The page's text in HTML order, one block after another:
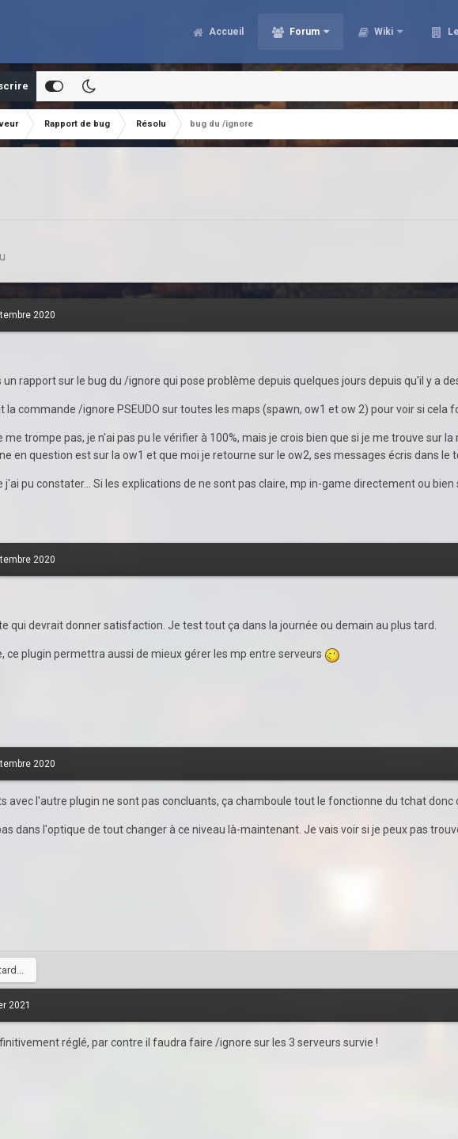
Accueil Forum Wiki
Rapport de bug Résolu
bug du /ignore
2020
un rapport sur le bug du /ignore qui pose problème depuis quelques jours depuis qu'il y a
la commande /ignore PSEUDO sur toutes les maps (spawn, ow1 et ow 2) pour voir si cela
me trompe pas, je n'ai pas pu le vérifier à 100%, mais je crois bien que si je me trouve
en question est sur la ow1 et que moi je retourne sur le ow2, ses messages écris dans le
j'ai pu constater... Si les explications de ne sont pas claire, mp in-game directement ou bien
2020
qui devrait donner satisfaction. Je test tout ça dans la journée ou demain au plus tard.
ce plugin permettra aussi de mieux gérer les mp entre serveurs
2020
avec l'autre plugin ne sont pas concluants, ça chamboule tout le fonctionne du tchat donc
dans l'optique de tout changer à ce niveau là-maintenant. Je vais voir si je peux pas
2021
réglé, par contre il faudra faire /ignore sur les 3 serveurs survie !